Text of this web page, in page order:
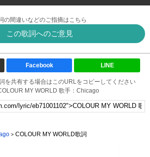
の間違いなどのご指摘はこちら
この歌詞へのご意見
Facebook LINE
を共有する場合はこのURLをコピーしてください
MY WORLD 歌手：Chicago
COLOUR MY WORLD歌詞